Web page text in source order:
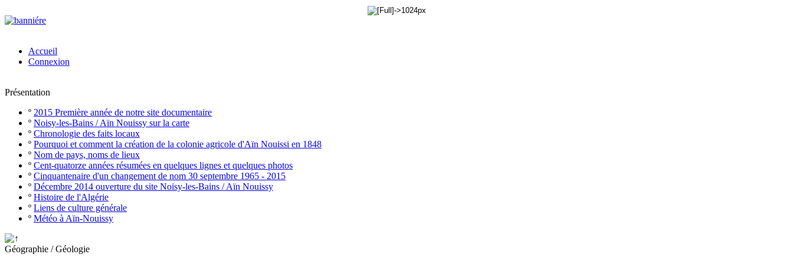
Accueil
Connexion
Présentation
º 2015 Première année de notre site documentaire
º Noisy-les-Bains / Aïn Nouissy sur la carte
º Chronologie des faits locaux
º Pourquoi et comment la création de la colonie agricole d'Aïn Nouissi en 1848
º Nom de pays, noms de lieux
º Cent-quatorze années résumées en quelques lignes et quelques photos
º Cinquantenaire d'un changement de nom 30 septembre 1965 - 2015
º Décembre 2014 ouverture du site Noisy-les-Bains / Aïn Nouissy
º Histoire de l'Algérie
º Liens de culture générale
º Météo à Aïn-Nouissy
Géographie / Géologie